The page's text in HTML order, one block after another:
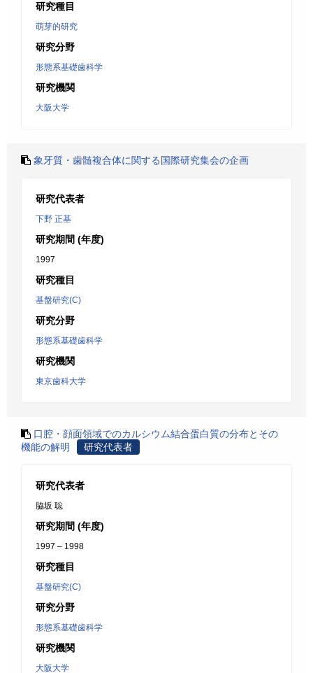
研究種目
萌芽的研究
研究分野
形態系基礎歯科学
研究機関
大阪大学
象牙質・歯髄複合体に関する国際研究集会の企画
研究代表者
下野 正基
研究期間 (年度)
1997
研究種目
基盤研究(C)
研究分野
形態系基礎歯科学
研究機関
東京歯科大学
口腔・顔面領域でのカルシウム結合蛋白質の分布とその
機能の解明
研究代表者
研究代表者
脇坂 聡
研究期間 (年度)
1997 – 1998
研究種目
基盤研究(C)
研究分野
形態系基礎歯科学
研究機関
大阪大学